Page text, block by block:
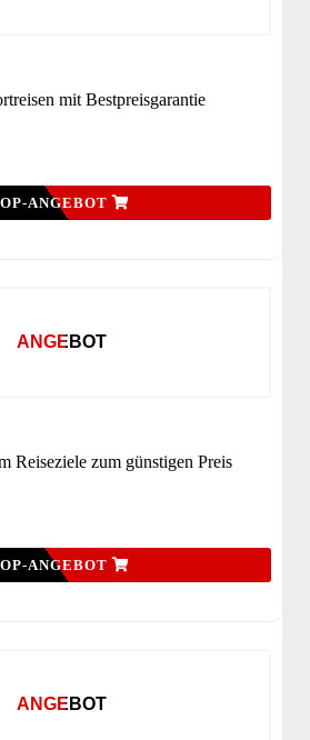
mit Bestpreisgarantie
ANGEBOT
ANGEBOT
Reiseziele zum günstigen Preis
ANGEBOT
ANGEBOT